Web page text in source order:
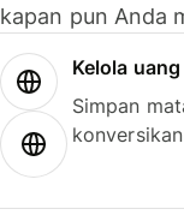
kapan pun Anda
Kelola
Simpan